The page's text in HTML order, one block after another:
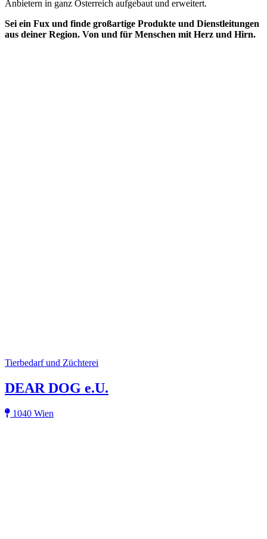
Anbietern in ganz Österreich aufgebaut und erweitert.
Sei ein Fux und finde großartige Produkte und Dienstleitungen
aus deiner Region. Von und für Menschen mit Herz und Hirn.
Tierbedarf und Züchterei
DEAR DOG e.U.
1040 Wien